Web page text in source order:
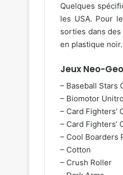
Quelques
les USA. Pour
sorties dans
en plastique noir.
Jeux Neo-
– Baseball Stars
– Biomotor
– Card Fighters’
– Card Fighters’
– Cool Boarders
– Cotton
– Crush Roller